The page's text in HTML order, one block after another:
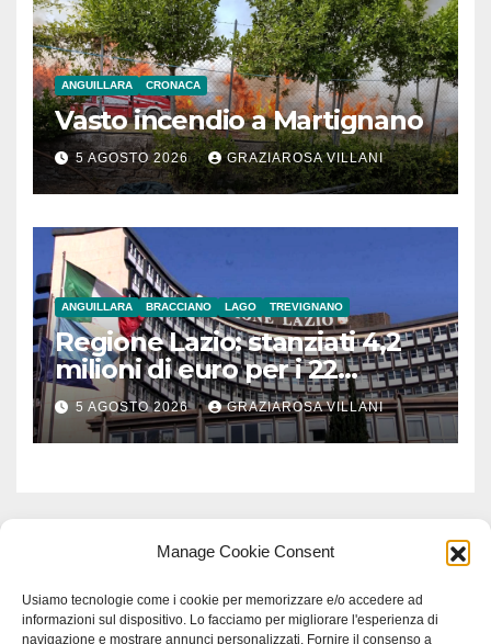
Manage Cookie Consent
Usiamo tecnologie come i cookie per memorizzare e/o accedere ad
informazioni sul dispositivo. Lo facciamo per migliorare l'esperienza di
navigazione e mostrare annunci personalizzati. Fornire il consenso a
ANGUILLARA CRONACA
Vasto incendio a Martignano
5 AGOSTO 2026 GRAZIAROSA VILLANI
ANGUILLARA BRACCIANO LAGO TREVIGNANO
Regione Lazio: stanziati 4,2
milioni di euro per i 22
Comuni dell’Etruria
Meridionale
5 AGOSTO 2026 GRAZIAROSA VILLANI